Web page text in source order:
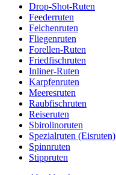
Drop-Shot-Ruten
Feederruten
Felchenruten
Fliegenruten
Forellen-Ruten
Friedfischruten
Inliner-Ruten
Karpfenruten
Meeresruten
Raubfischruten
Reiseruten
Sbirolinoruten
Spezialruten (Eisruten)
Spinnruten
Stippruten